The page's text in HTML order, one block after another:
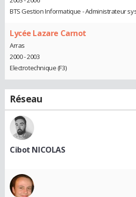
BTS Gestion Informatique - Administrateur
Lycée Lazare Carnot
Arras
2000 - 2003
Electrotechnique (F3)
Réseau
Cibot NICOLAS